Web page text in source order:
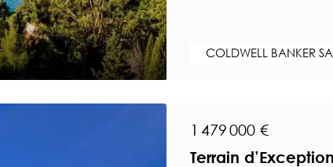
COLDWELL BANKER
1 479 000 €
Terrain